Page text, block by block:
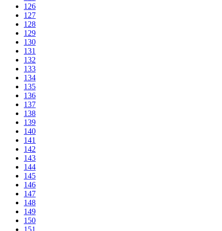
126
127
128
129
130
131
132
133
134
135
136
137
138
139
140
141
142
143
144
145
146
147
148
149
150